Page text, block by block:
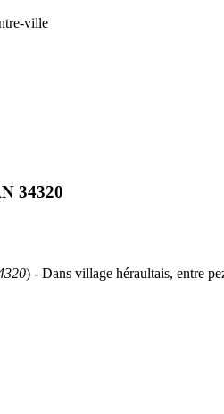
ville
34320
) - Dans village héraultais, entre